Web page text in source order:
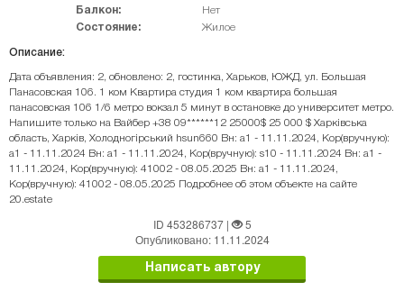
Балкон:
Нет
Состояние:
Жилое
Описание:
Дата объявления: 2, обновлено: 2, гостинка, Харьков, ЮЖД, ул. Большая
Панасовская 106. 1 ком Квартира студия 1 ком квартира большая
панасовская 106 1/6 метро вокзал 5 минут в остановке до университет метро.
Напишите только на Вайбер +38 09******12 25000$ 25 000 $ Харківська
область, Харків, Холодногірський hsun660 Вн: a1 - 11.11.2024, Кор(вручную):
a1 - 11.11.2024 Вн: a1 - 11.11.2024, Кор(вручную): s10 - 11.11.2024 Вн: a1 -
11.11.2024, Кор(вручную): 41002 - 08.05.2025 Вн: a1 - 11.11.2024,
Кор(вручную): 41002 - 08.05.2025 Подробнее об этом объекте на сайте
20.estate
ID 453286737 |
5
Опубликовано: 11.11.2024
Написать автору